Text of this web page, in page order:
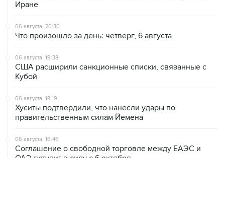
Иране
06 августа, 20:30
Что произошло за день: четверг, 6 августа
06 августа, 19:38
США расширили санкционные списки, связанные с
Кубой
06 августа, 18:19
Хуситы подтвердили, что нанесли удары по
правительственным силам Йемена
06 августа, 16:46
Соглашение о свободной торговле между ЕАЭС и
ОАЭ вступит в силу с 6 октября